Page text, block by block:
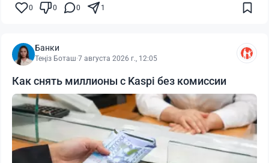
0 0 0 1
Банки
Теңіз Боташ·7 августа 2026 г., 12:05
Как снять миллионы с Kaspi без комиссии